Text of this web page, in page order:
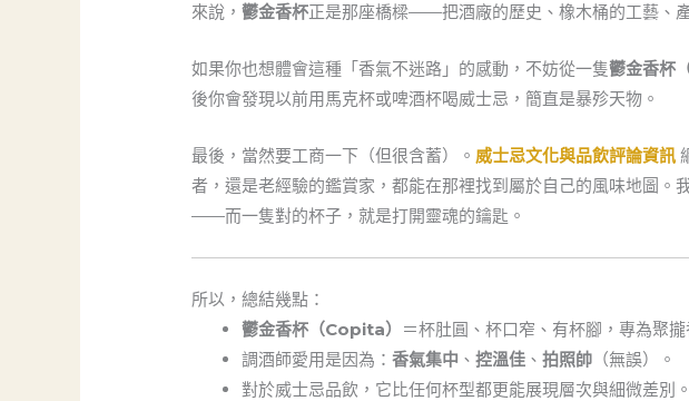
來說，鬱金香杯正是那座橋樑——把酒廠的歷史、橡木桶的工藝、
如果你也想體會這種「香氣不迷路」的感動，不妨從一隻鬱金香杯
後你會發現以前用馬克杯或啤酒杯喝威士忌，簡直是暴殄天物。
最後，當然要工商一下（但很含蓄）。 威士忌文化與品飲評論資訊
者，還是老經驗的鑑賞家，都能在那裡找到屬於自己的風味地圖
——而一隻對的杯子，就是打開靈魂的鑰匙。
所以，總結幾點：
鬱金香杯（Copita）
＝杯肚圓、杯口窄、有杯腳，專為聚攏
調酒師愛用是因為：香氣集中 、控溫佳 、拍照帥 （無誤）。
對於威士忌品飲，它比任何杯型都更能展現層次與細微差別。